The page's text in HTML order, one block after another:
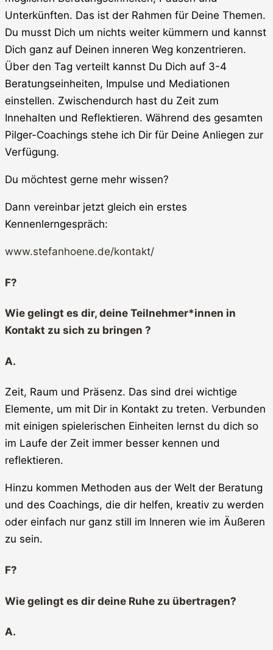
Unterkünften. Das ist der Rahmen für Deine Themen.
Du musst Dich um nichts weiter kümmern und kannst
Dich ganz auf Deinen inneren Weg konzentrieren.
Über den Tag verteilt kannst Du Dich auf 3-4
Beratungseinheiten, Impulse und Mediationen
einstellen. Zwischendurch hast du Zeit zum
Innehalten und Reflektieren. Während des gesamten
Pilger-Coachings stehe ich Dir für Deine Anliegen zur
Verfügung.
Du möchtest gerne mehr wissen?
Dann vereinbar jetzt gleich ein erstes
Kennenlerngespräch:
www.stefanhoene.de/kontakt/
F?
Wie gelingt es dir, deine Teilnehmer*innen in
Kontakt zu sich zu bringen ?
A.
Zeit, Raum und Präsenz. Das sind drei wichtige
Elemente, um mit Dir in Kontakt zu treten. Verbunden
mit einigen spielerischen Einheiten lernst du dich so
im Laufe der Zeit immer besser kennen und
reflektieren.
Hinzu kommen Methoden aus der Welt der Beratung
und des Coachings, die dir helfen, kreativ zu werden
oder einfach nur ganz still im Inneren wie im Äußeren
zu sein.
F?
Wie gelingt es dir deine Ruhe zu übertragen?
A.